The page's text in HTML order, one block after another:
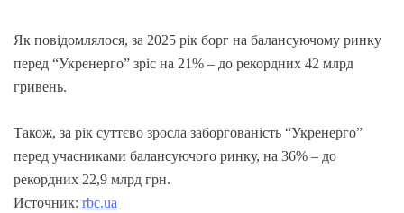
Як повідомлялося, за 2025 рік борг на балансуючому ринку
перед “Укренерго” зріс на 21% – до рекордних 42 млрд
гривень.
Також, за рік суттєво зросла заборгованість “Укренерго”
перед учасниками балансуючого ринку, на 36% – до
рекордних 22,9 млрд грн.
Источник: rbc.ua